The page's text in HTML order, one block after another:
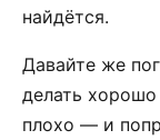
найдётся.
Давайте же
делать
плохо — и